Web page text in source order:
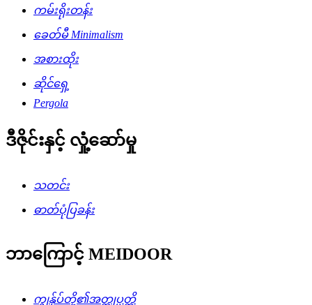
ကမ်းရိုးတန်း
ခေတ်မီ Minimalism
အစားထိုး
ဆိုင်ရှေ့
Pergola
ဒီဇိုင်းနှင့် လှုံ့ဆော်မှု
သတင်း
ဓာတ်ပုံပြခန်း
ဘာကြောင့် MEIDOOR
ကျွန်ုပ်တို့၏အတ္ထုပ္ပတ္တိ